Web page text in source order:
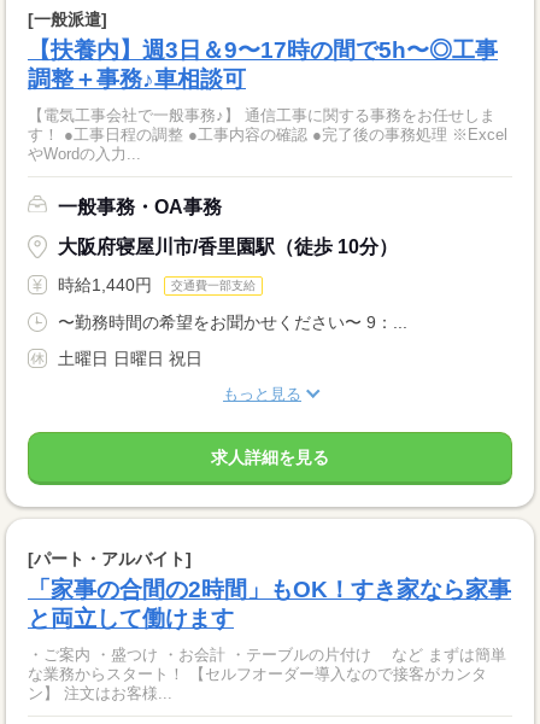
[一般派遣]
【扶養内】週3日＆9〜17時の間で5h〜◎工事
調整＋事務♪車相談可
【電気工事会社で一般事務♪】 通信工事に関する事務をお任せしま
す！ ●工事日程の調整 ●工事内容の確認 ●完了後の事務処理 ※Excel
やWordの入力...
一般事務・OA事務
大阪府寝屋川市/香里園駅（徒歩 10分）
時給1,440円 交通費一部支給
〜勤務時間の希望をお聞かせください〜 9：...
土曜日 日曜日 祝日
もっと見る
求人詳細を見る
[パート・アルバイト]
「家事の合間の2時間」もOK！すき家なら家事
と両立して働けます
・ご案内 ・盛つけ ・お会計 ・テーブルの片付け など まずは簡単
な業務からスタート！ 【セルフオーダー導入なので接客がカンタ
ン】 注文はお客様...